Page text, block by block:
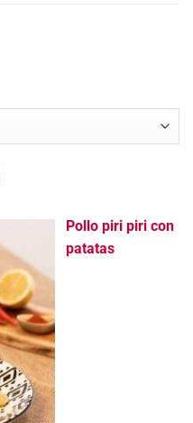
Pollo piri piri con
patatas